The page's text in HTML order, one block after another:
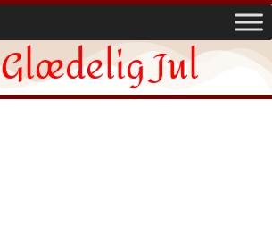
Glædelig Jul